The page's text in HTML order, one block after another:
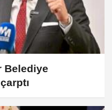
Belediye